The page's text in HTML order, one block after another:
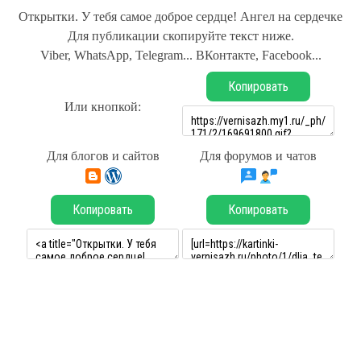
Открытки. У тебя самое доброе сердце! Ангел на сердечке
Для публикации скопируйте текст ниже.
Viber, WhatsApp, Telegram... ВКонтакте, Facebook...
Или кнопкой:
Копировать
Для блогов и сайтов Для форумов и чатов
Копировать Копировать